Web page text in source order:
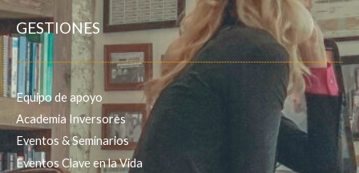
GESTIONES
Equipo de apoyo
Academia Inversores
Eventos & Seminarios
Eventos Clave en la Vida